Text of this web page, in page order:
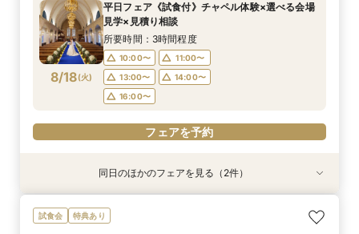
8/17(月)
10:00〜
11:00〜
13:00〜
14:00〜
16:00〜
フェアを予約
8/17(月)
10:00〜
11:00〜
13:00〜
14:00〜
16:00〜
フェアを予約
8/18(火)
平日フェア《試食付》チャペル体験×選べる会場
見学×見積り相談
所要時間：3時間程度
10:00〜
11:00〜
13:00〜
14:00〜
16:00〜
フェアを予約
特典あり
《少人数婚向け》4名～貸切OK＊プライベート感
◎試食付き相談会
《はじめての見学に◎》充実サポート×安心価格
＊なんでも相談会
同日のほかのフェアを見る（2件）
試食会 特典あり